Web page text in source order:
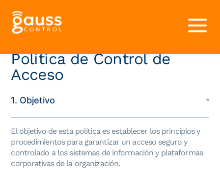
Política de Control de
Acceso
1. Objetivo
El objetivo de esta política es establecer los principios y
procedimientos para garantizar un acceso seguro y
controlado a los sistemas de información y plataformas
corporativas de la organización.